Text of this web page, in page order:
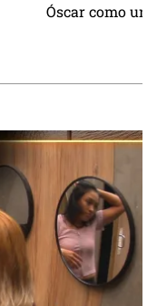
Óscar como